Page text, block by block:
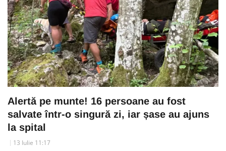
Alertă pe munte! 16 persoane au fost
salvate într-o singură zi, iar șase au ajuns
la spital
13 Iulie 11:17